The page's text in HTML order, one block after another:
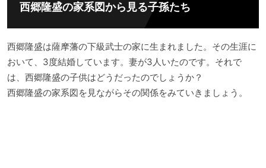
西郷隆盛の家系図から見る子孫たち
西郷隆盛は薩摩藩の下級武士の家に生まれました。その生涯に
おいて、3度結婚しています。妻が3人いたのです。それで
は、西郷隆盛の子供はどうだったのでしょうか？
西郷隆盛の家系図を見ながらその関係をみていきましょう。